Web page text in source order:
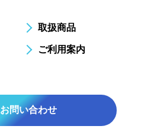
取扱商品
ご利用案内
お問い合わせ